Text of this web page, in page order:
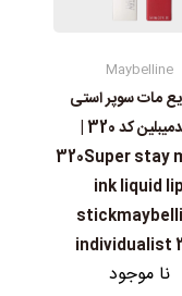
Maybelline
مات سوپر استی‌
برندمیبلین کد 320 |
320Super stay
ink liquid lip
individualist
نا موجود